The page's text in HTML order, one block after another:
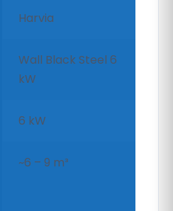
Harvia
Wall Black Steel 6
kW
6 kW
~6 – 9 m³